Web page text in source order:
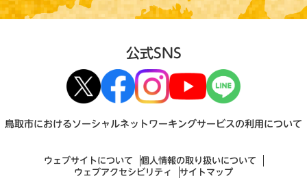
公式SNS
鳥取市におけるソーシャルネットワーキングサービスの利用について
ウェブサイトについて
個人情報の取り扱いについて
ウェブアクセシビリティ
サイトマップ